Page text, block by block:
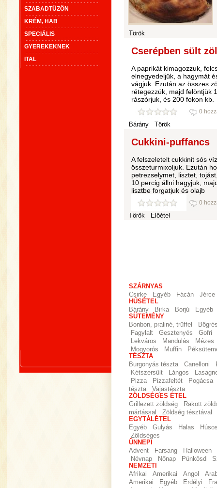
SZABADTŰZÖN
KRÉM, HAB
SPECIÁLIS
GYEREKEKNEK
ITAL
Török
Cserépben sült
A paprikát kimagozzuk,
elnegyedeljük, a hagymát
vágjuk. Ezután az összes
rétegezzük, majd felöntjük
rászórjuk, és 200 fokon kb.
0
Bárány
Török
Cukkini-puffancs
A felszeletelt cukkinit sós
összeturmixoljuk. Ezután
petrezselymet, lisztet,
10 percig állni hagyjuk,
lisztbe forgatjuk és olajb
0
Török
Előétel
SZÁRNYAS
Csirke
Egyéb Fácán
Jérce
HÚSÉTEL
Bárány
Birka Borjú
Egyéb
SÜTEMÉNY
Bonbon, praliné, trüffel
Fagylalt
Gesztenyés
Gofri
Lekváros
Mandulás
Mézes
Mogyorós
Muffin
TÉSZTA
Burgonyás tészta
Canelloni
Kétszersült
Lángos
Pizza
Pizzafeltét
Pogácsa
tészta
Vajastészta
ZÖLDSÉGES ÉTEL
Grillezett zöldség
Rakott
mártással
Zöldség tésztával
EGYTÁLÉTEL
Egyéb
Gulyás Halas
Zöldséges
ÜNNEPI
Advent
Farsang
Halloween
Névnap
Nőnap Pünkösd
NEMZETI
Afrikai
Amerikai Angol
Amerikai
Egyéb Erdélyi